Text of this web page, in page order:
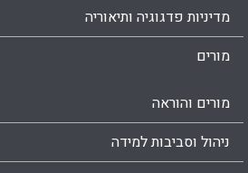
מדיניות פדגוגיה ותיאוריה
מורים
מורים והוראה
ניהול וסביבות למידה